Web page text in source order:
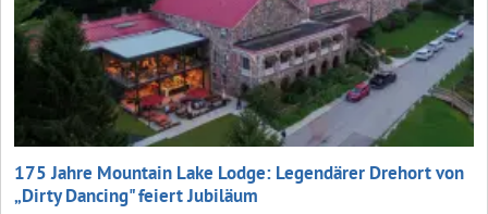
175 Jahre Mountain Lake Lodge: Legendärer Drehort von
„Dirty Dancing" feiert Jubiläum